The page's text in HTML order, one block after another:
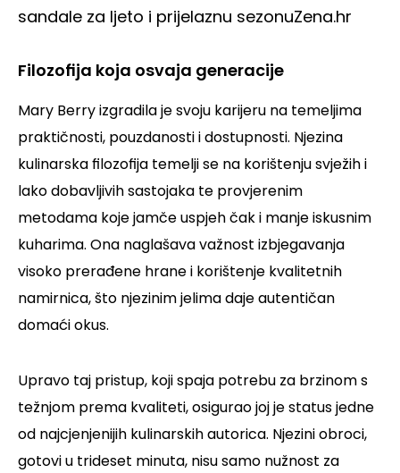
sandale za ljeto i prijelaznu sezonuZena.hr
Filozofija koja osvaja generacije
Mary Berry izgradila je svoju karijeru na temeljima
praktičnosti, pouzdanosti i dostupnosti. Njezina
kulinarska filozofija temelji se na korištenju svježih i
lako dobavljivih sastojaka te provjerenim
metodama koje jamče uspjeh čak i manje iskusnim
kuharima. Ona naglašava važnost izbjegavanja
visoko prerađene hrane i korištenje kvalitetnih
namirnica, što njezinim jelima daje autentičan
domaći okus.
Upravo taj pristup, koji spaja potrebu za brzinom s
težnjom prema kvaliteti, osigurao joj je status jedne
od najcjenjenijih kulinarskih autorica. Njezini obroci,
gotovi u trideset minuta, nisu samo nužnost za